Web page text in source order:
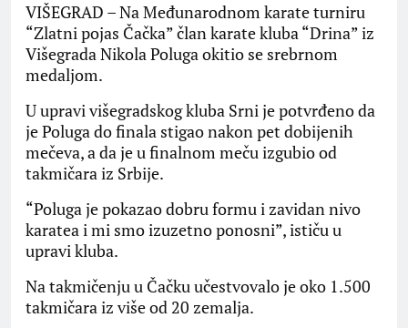
VIŠEGRAD – Na Međunarodnom karate turniru
“Zlatni pojas Čačka” član karate kluba “Drina” iz
Višegrada Nikola Poluga okitio se srebrnom
medaljom.
U upravi višegradskog kluba Srni je potvrđeno da
je Poluga do finala stigao nakon pet dobijenih
mečeva, a da je u finalnom meču izgubio od
takmičara iz Srbije.
“Poluga je pokazao dobru formu i zavidan nivo
karatea i mi smo izuzetno ponosni”, ističu u
upravi kluba.
Na takmičenju u Čačku učestvovalo je oko 1.500
takmičara iz više od 20 zemalja.